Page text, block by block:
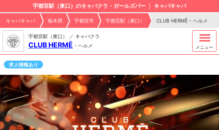
宇都宮駅（東口）のキャバクラ・ガールズバー キャバキャバ
キャバキャバ 栃木県 宇都宮市 宇都宮駅（東口） CLUB HERMĒ - ヘルメ
宇都宮駅（東口） ／ キャバクラ
CLUB HERMĒ - ヘルメ メニュー
求人情報あり